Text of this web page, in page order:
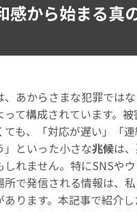
感から始まる真
、あからさまな犯罪では
って構成されています。
ても、「対応が遅い」「
」といった小さな兆候は
れません。特にSNSや
所で発信される情報は、
あります。本記事で紹介し